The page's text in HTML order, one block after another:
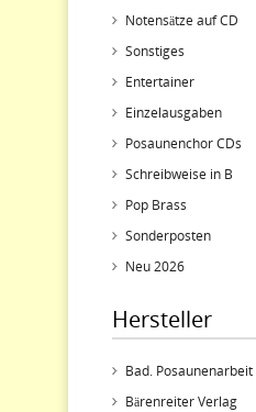
Notensätze auf CD
Sonstiges
Entertainer
Einzelausgaben
Posaunenchor CDs
Schreibweise in B
Pop Brass
Sonderposten
Neu 2026
Hersteller
Bad. Posaunenarbeit
Bärenreiter Verlag